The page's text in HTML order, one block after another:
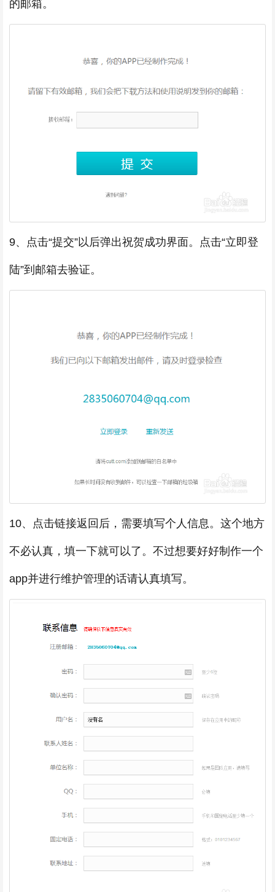
的邮箱。
9、点击“提交”以后弹出祝贺成功界面。点击“立即登
陆”到邮箱去验证。
10、点击链接返回后，需要填写个人信息。这个地方
不必认真，填一下就可以了。不过想要好好制作一个
app并进行维护管理的话请认真填写。